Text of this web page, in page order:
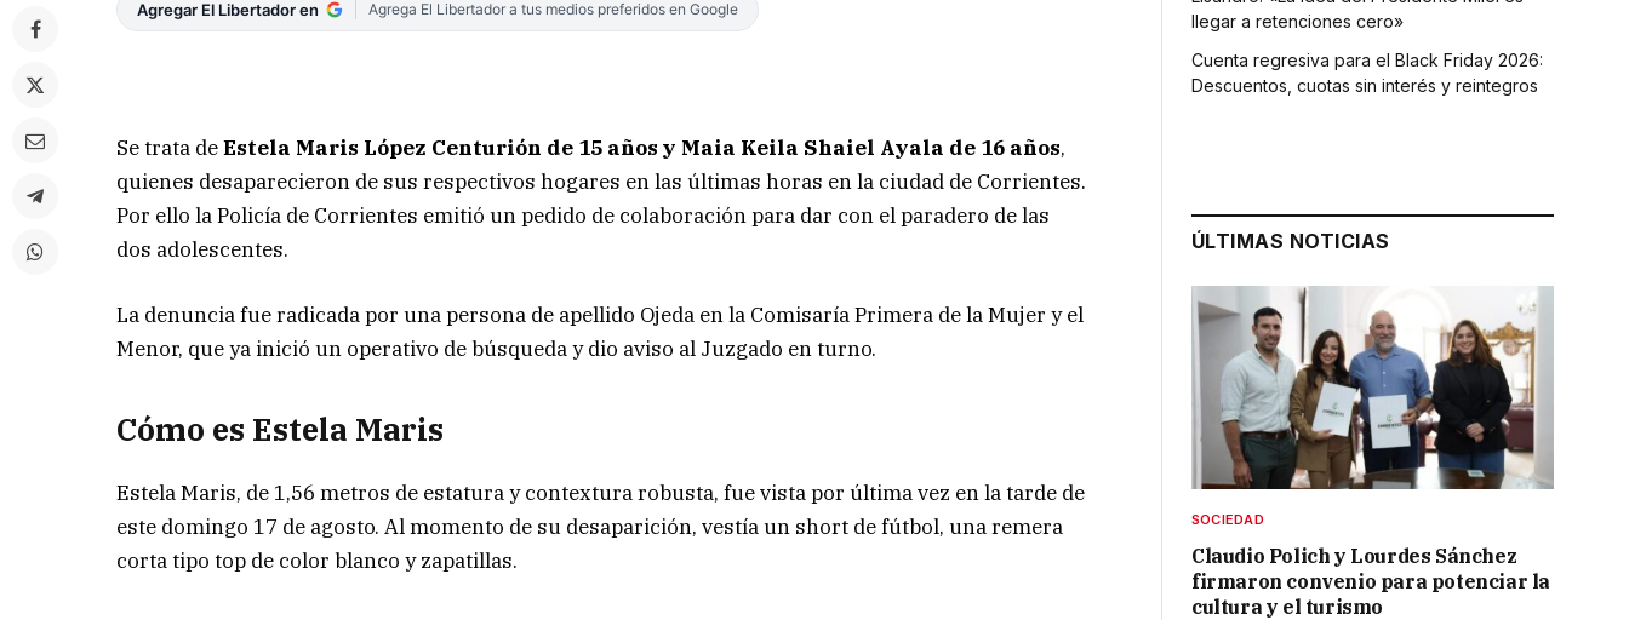
Agregar El Libertador en Agrega El Libertador a tus medios preferidos en Google
Se trata deEstela Maris López Centurión de 15 años y Maia Keila Shaiel Ayala de 16 años,
quienes desaparecieron de sus respectivos hogares en las últimas horas en la ciudad de Corrientes.
Por ello la Policía de Corrientes emitió un pedido de colaboración para dar con el paradero de las
dos adolescentes.
La denuncia fue radicada por una persona de apellido Ojeda en la Comisaría Primera de la Mujer y el
Menor, que ya inició un operativo de búsqueda y dio aviso al Juzgado en turno.
Cómo es Estela Maris
Estela Maris, de 1,56 metros de estatura y contextura robusta, fue vista por última vez en la tarde de
este domingo 17 de agosto. Al momento de su desaparición, vestía un short de fútbol, una remera
corta tipo top de color blanco y zapatillas.
llegar a retenciones cero»
Cuenta regresiva para el Black Friday 2026:
Descuentos, cuotas sin interés y reintegros
ÚLTIMAS NOTICIAS
SOCIEDAD
Claudio Polich y Lourdes Sánchez
firmaron convenio para potenciar la
cultura y el turismo